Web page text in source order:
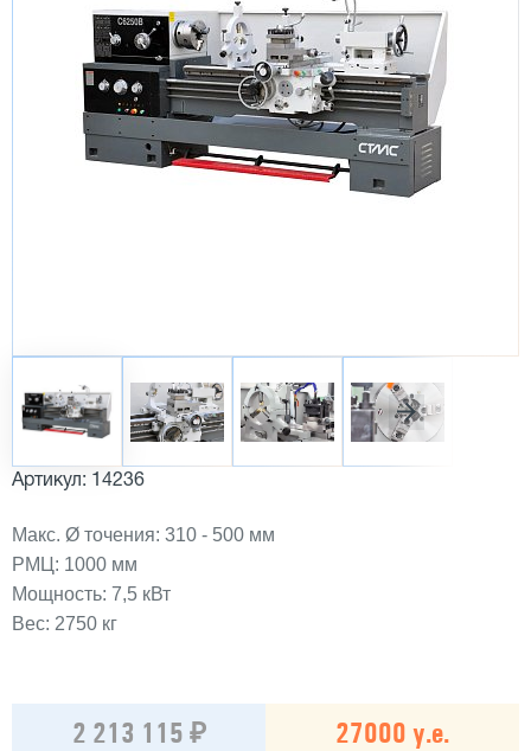
Артикул: 14236
Макс. Ø точения: 310 - 500 мм
РМЦ: 1000 мм
Мощность: 7,5 кВт
Вес: 2750 кг
2 213 115 ₽ 27000 у.е.